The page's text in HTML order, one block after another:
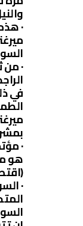
·
·
في
·
هو
·